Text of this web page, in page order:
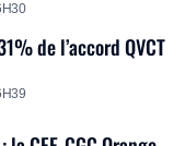
de l’accord QVCT